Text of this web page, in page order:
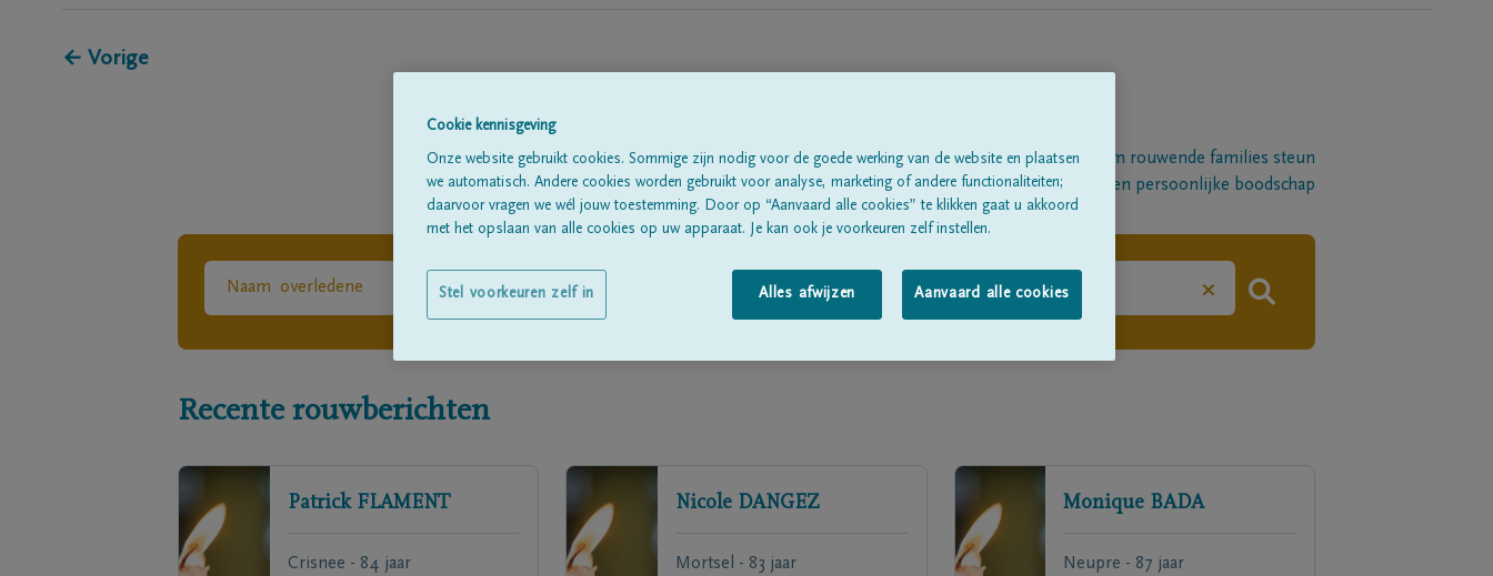
← Vorige
Een platform om rouwende families steun
te betuigen met een persoonlijke boodschap
×
Recente rouwberichten
Patrick FLAMENT
Crisnee - 84 jaar
Nicole DANGEZ
Mortsel - 83 jaar
Monique BADA
Neupre - 87 jaar
Cookie kennisgeving
Onze website gebruikt cookies. Sommige zijn nodig voor de goede werking van de website en plaatsen
we automatisch. Andere cookies worden gebruikt voor analyse, marketing of andere functionaliteiten;
daarvoor vragen we wél jouw toestemming. Door op “Aanvaard alle cookies” te klikken gaat u akkoord
met het opslaan van alle cookies op uw apparaat. Je kan ook je voorkeuren zelf instellen.
Alles afwijzen Aanvaard alle cookies
Stel voorkeuren zelf in